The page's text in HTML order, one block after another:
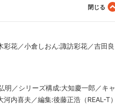
花／小倉しおん:諏訪彩花／吉田良
明／シリーズ構成:大知慶一郎／キャ
内喜夫／編集:後藤正浩（REAL-T）